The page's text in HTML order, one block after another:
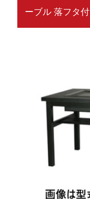
ーブル 落フタ付